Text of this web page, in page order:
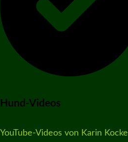
Hund-Videos
YouTube-Videos von Karin Kockel